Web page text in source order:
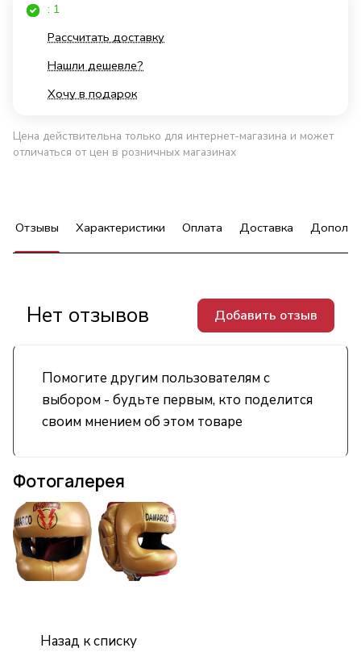
: 1
Рассчитать доставку
Нашли дешевле?
Хочу в подарок
Цена действительна только для интернет-магазина и может
отличаться от цен в розничных магазинах
Отзывы Характеристики Оплата Доставка
Помогите другим пользователям с
выбором - будьте первым, кто поделится
своим мнением об этом товаре
Нет отзывов Добавить отзыв
Фотогалерея
Назад к списку